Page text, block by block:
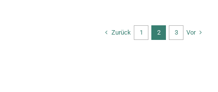
Zurück 1 2 3 Vor